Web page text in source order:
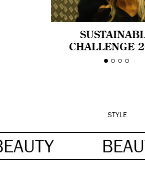
CHALLENGE
CELEBRA LA
STYLE